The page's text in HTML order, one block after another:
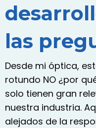
las
Desde mi óptica,
rotundo NO ¿por
solo tienen gran
nuestra industria.
alejados de la